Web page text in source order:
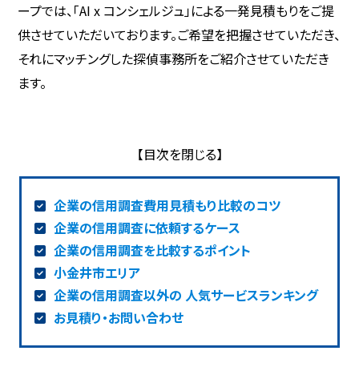
ープでは、「AI x コンシェルジュ」による一発見積もりをご提
供させていただいております。ご希望を把握させていただき、
それにマッチングした探偵事務所をご紹介させていただき
ます。
企業の信用調査費用見積もり比較のコツ
企業の信用調査に依頼するケース
企業の信用調査を比較するポイント
小金井市エリア
企業の信用調査以外の 人気サービスランキング
お見積り・お問い合わせ